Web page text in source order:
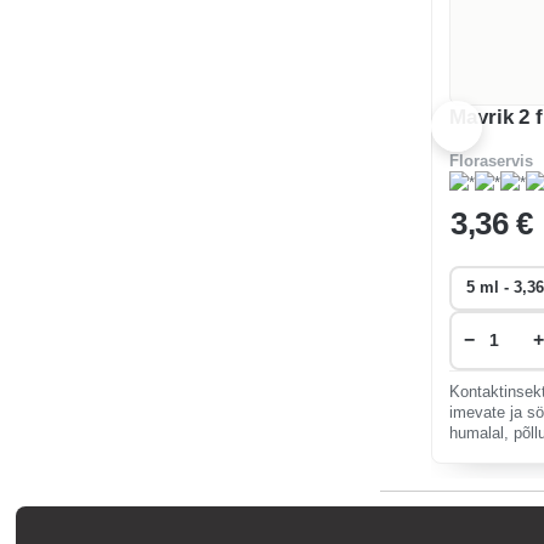
Mavrik 2 f
Floraservis
3,36 €
− +
imevate ja
humalal,